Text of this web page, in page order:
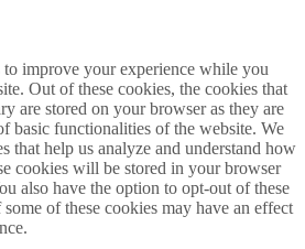
to improve your experience while you
Out of these cookies, the cookies that
are stored on your browser as they are
basic functionalities of the website. We
that help us analyze and understand how
cookies will be stored in your browser
also have the option to opt-out of these
of these cookies may have an effect